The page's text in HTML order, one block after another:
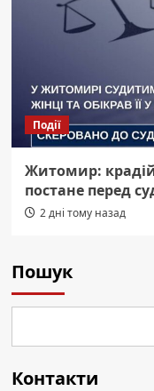
Події
Житомир:
постане перед
2 дні тому назад
Пошук
Контакти